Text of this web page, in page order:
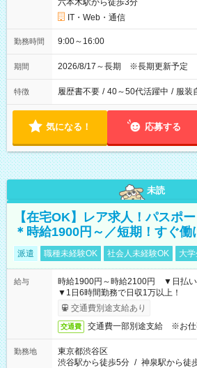
六本木駅から徒歩3分
IT・Web・通信
勤務時間 9:00～16:00
期間 2026/8/17～長期 ※長期更新予定
特徴 履歴書不要 / 40～50代活躍中 / 服装
気になる！ 応募する
未読
【在宅OK】レア求人！パスポ
＊時給1900円～／短期！すぐ働
派遣 職種未経験OK 社会人未経験OK 大
給与
時給1900円～時給2100円 ▼日払
▼1日6時間勤務で日収1万以上！
交通費別途支給あり
交通費 交通費一部別途支給 ※お仕
勤務地
東京都渋谷区
渋谷駅から徒歩5分 / 神泉駅から徒